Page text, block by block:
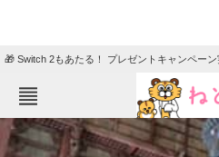
🎁 Switch 2もあたる！ プレゼントキャンペーン
ねとらぼメニュー
TOP